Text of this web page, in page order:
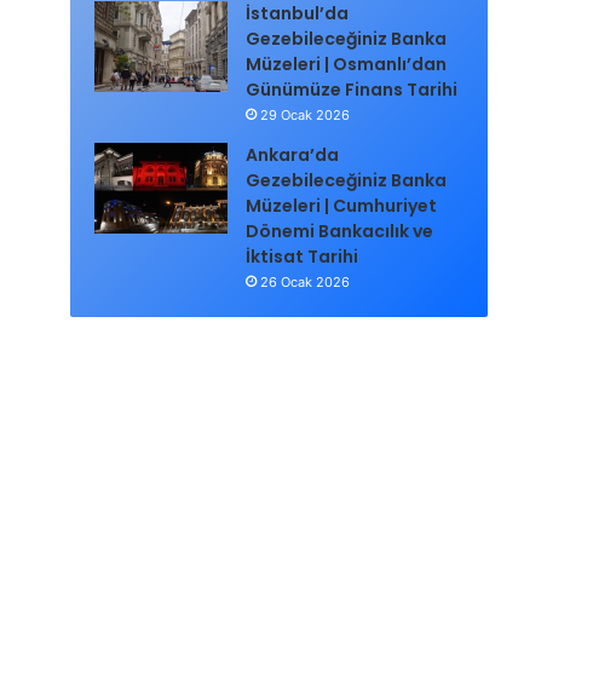
İstanbul’da
Gezebileceğiniz Banka
Müzeleri | Osmanlı’dan
Günümüze Finans Tarihi
29 Ocak 2026
Ankara’da
Gezebileceğiniz Banka
Müzeleri | Cumhuriyet
Dönemi Bankacılık ve
İktisat Tarihi
26 Ocak 2026